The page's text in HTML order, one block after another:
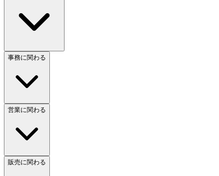
事務に関わる
営業に関わる
販売に関わる